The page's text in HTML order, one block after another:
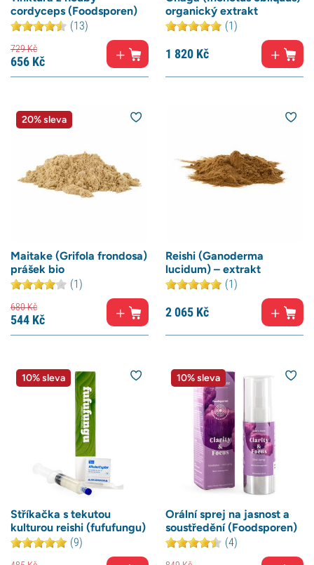
cordyceps (Foodsporen)
(13)
729Kč
656 Kč
organický extrakt
(1)
1 820 Kč
20% sleva
Maitake (Grifola frondosa)
prášek bio
(1)
680Kč
544 Kč
Reishi (Ganoderma
lucidum) – extrakt
(1)
2 065 Kč
10% sleva
Stříkačka s tekutou
kulturou reishi (fufufungu)
(9)
10% sleva
Orální sprej na jasnost a
soustředění (Foodsporen)
(4)